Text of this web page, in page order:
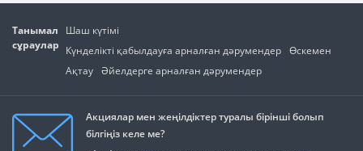
Танымал
сұраулар
Шаш күтімі
Күнделікті қабылдауға арналған дәрумендер
Өскемен
Ақтау
Әйелдерге арналған дәрумендер
Акциялар мен жеңілдіктер туралы бірінші болып
білгіңіз келе ме?